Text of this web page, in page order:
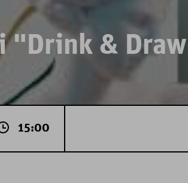
"Drink &
15:00